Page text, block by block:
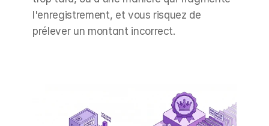
l'enregistrement, et vous risquez de
prélever un montant incorrect.